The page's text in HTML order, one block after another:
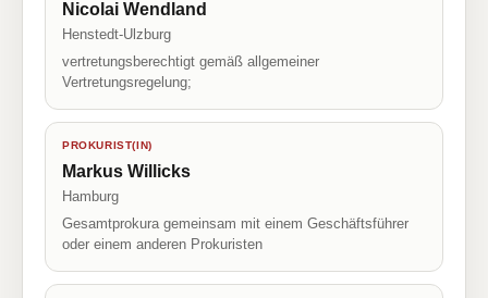
Nicolai Wendland
Henstedt-Ulzburg
vertretungsberechtigt gemäß allgemeiner
Vertretungsregelung;
PROKURIST(IN)
Markus Willicks
Hamburg
Gesamtprokura gemeinsam mit einem Geschäftsführer
oder einem anderen Prokuristen